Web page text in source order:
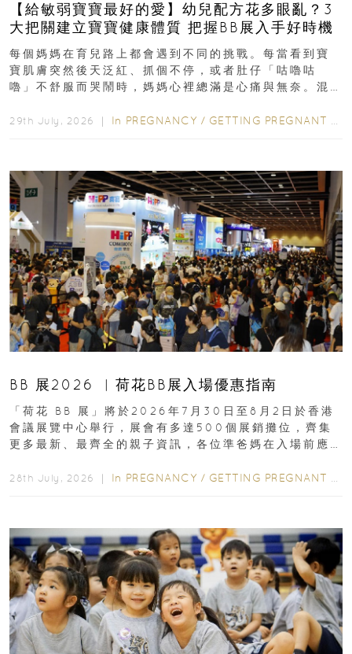
【給敏弱寶寶最好的愛】幼兒配方花多眼亂？3
大把關建立寶寶健康體質 把握BB展入手好時機
每個媽媽在育兒路上都會遇到不同的挑戰。每當看到寶
寶肌膚突然後天泛紅、抓個不停，或者肚仔「咕嚕咕
嚕」不舒服而哭鬧時，媽媽心裡總滿是心痛與無奈。混
29th July, 2026 ｜ In PREGNANCY / GETTING PREGNANT
BB 展2026 ︳荷花BB展入場優惠指南
「荷花 BB 展」將於2026年7月30日至8月2日於香港
會議展覽中心舉行，展會有多達500個展銷攤位，齊集
更多最新、最齊全的親子資訊，各位準爸媽在入場前應
28th July, 2026 ｜ In PREGNANCY / GETTING PREGNANT